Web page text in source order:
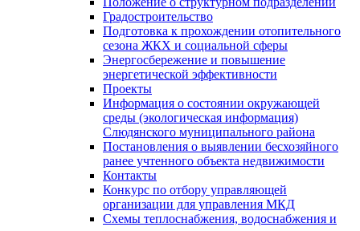
Градостроительство
Подготовка к прохождении отопительного
сезона ЖКХ и социальной сферы
Энергосбережение и повышение
энергетической эффективности
Проекты
Информация о состоянии окружающей
среды (экологическая информация)
Слюдянского муниципального района
Постановления о выявлении бесхозяйного
ранее учтенного объекта недвижимости
Контакты
Конкурс по отбору управляющей
организации для управления МКД
Схемы теплоснабжения, водоснабжения и